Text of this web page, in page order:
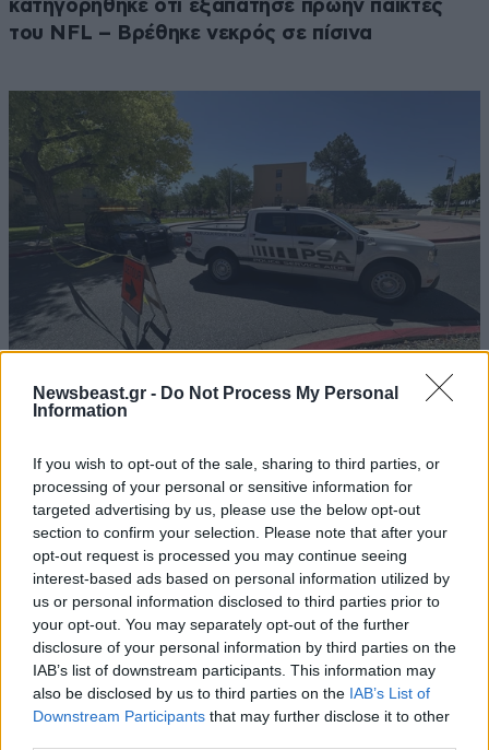
Newsbeast.gr - Do Not Process My Personal
Information
If you wish to opt-out of the sale, sharing to third parties, or
processing of your personal or sensitive information for
targeted advertising by us, please use the below opt-out
section to confirm your selection. Please note that after your
opt-out request is processed you may continue seeing
interest-based ads based on personal information utilized by
us or personal information disclosed to third parties prior to
your opt-out. You may separately opt-out of the further
disclosure of your personal information by third parties on the
IAB’s list of downstream participants. This information may
also be disclosed by us to third parties on the IAB’s List of
Downstream Participants that may further disclose it to other
κατηγορήθηκε ότι εξαπάτησε πρώην παίκτες
του NFL – Βρέθηκε νεκρός σε πίσινα
Συνελήφθη πρώην κυβερνήτης στο Μεξικό για
εξαφανίστηκαν το 2014